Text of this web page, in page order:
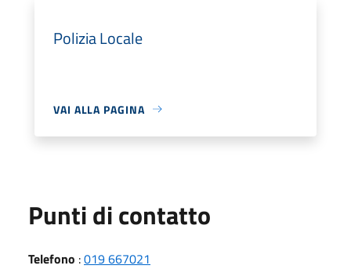
Polizia Locale
VAI ALLA PAGINA
Punti di contatto
Telefono :019 667021